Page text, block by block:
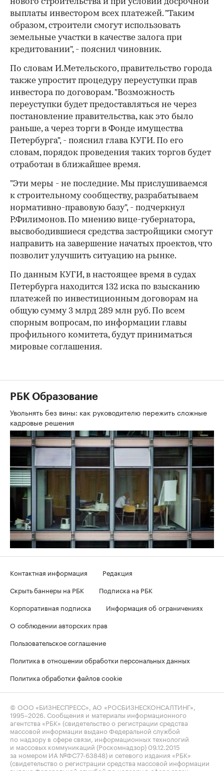
нового строительства и при условии досрочной
выплаты инвестором всех платежей. "Таким
образом, строители смогут использовать
земельные участки в качестве залога при
кредитовании", - пояснил чиновник.
По словам И.Метельского, правительство города
также упростит процедуру переуступки прав
инвестора по договорам. "Возможность
переуступки будет предоставляться не через
постановление правительства, как это было
раньше, а через торги в Фонде имущества
Петербурга", - пояснил глава КУГИ. По его
словам, порядок проведения таких торгов будет
отработан в ближайшее время.
"Эти меры - не последние. Мы прислушиваемся
к строительному сообществу, разрабатываем
нормативно-правовую базу", - подчеркнул
Р.Филимонов. По мнению вице-губернатора,
высвободившиеся средства застройщики смогут
направить на завершение начатых проектов, что
позволит улучшить ситуацию на рынке.
По данным КУГИ, в настоящее время в судах
Петербурга находится 132 иска по взысканию
платежей по инвестиционным договорам на
общую сумму 3 млрд 289 млн руб. По всем
спорным вопросам, по информации главы
профильного комитета, будут приниматься
мировые соглашения.
РБК Образование
Увольнять без вины: как руководителю пережить сложные
кадровые решения
Контактная информация
Редакция
Скрыть баннеры на РБК
Подписка на РБК
Корпоративная подписка
Информация об ограничениях
О соблюдении авторских прав
Пользовательское соглашение
Политика в отношении обработки персональных данных
Политика обработки файлов cookie
© ООО «БИЗНЕСПРЕСС», АО «РОСБИЗНЕСКОНСАЛТИНГ»,
1995–2026. Сообщения и материалы информационного
агентства «РБК» (свидетельство о регистрации средства
массовой информации выдано Федеральной службой
по надзору в сфере связи, информационных технологий
и массовых коммуникаций (Роскомнадзор) 09.12.2015
за номером ИА №ФС77-63848) и сетевого издания «РБК»
(свидетельство о регистрации средства массовой информации